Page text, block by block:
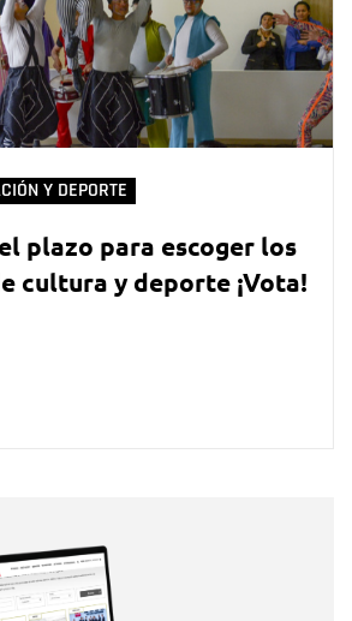
Y DEPORTE
plazo para escoger los
cultura y deporte ¡Vota!